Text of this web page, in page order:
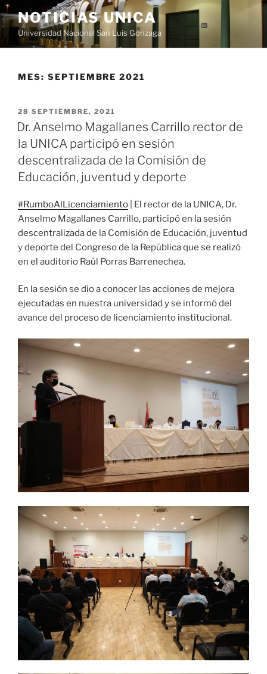
Saltar
al
contenido
NOTICIAS UNICA
Universidad Nacional San Luis Gonzaga
MES: SEPTIEMBRE 2021
PUBLICADO
EL
28 SEPTIEMBRE, 2021
Dr. Anselmo Magallanes Carrillo rector de
la UNICA participó en sesión
descentralizada de la Comisión de
Educación, juventud y deporte
#RumboAlLicenciamiento | El rector de la UNICA, Dr.
Anselmo Magallanes Carrillo, participó en la sesión
descentralizada de la Comisión de Educación, juventud
y deporte del Congreso de la República que se realizó
en el auditorio Raúl Porras Barrenechea.
En la sesión se dio a conocer las acciones de mejora
ejecutadas en nuestra universidad y se informó del
avance del proceso de licenciamiento institucional.